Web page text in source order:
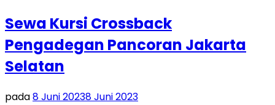
Sewa Kursi Crossback
Pengadegan Pancoran Jakarta
Selatan
pada8 Juni 20238 Juni 2023